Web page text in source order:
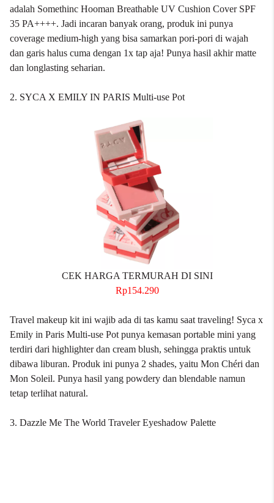
adalah Somethinc Hooman Breathable UV Cushion Cover SPF
35 PA++++. Jadi incaran banyak orang, produk ini punya
coverage medium-high yang bisa samarkan pori-pori di wajah
dan garis halus cuma dengan 1x tap aja! Punya hasil akhir matte
dan longlasting seharian.
2. SYCA X EMILY IN PARIS Multi-use Pot
CEK HARGA TERMURAH DI SINI
Rp154.290
Travel makeup kit ini wajib ada di tas kamu saat traveling! Syca x
Emily in Paris Multi-use Pot punya kemasan portable mini yang
terdiri dari highlighter dan cream blush, sehingga praktis untuk
dibawa liburan. Produk ini punya 2 shades, yaitu Mon Chéri dan
Mon Soleil. Punya hasil yang powdery dan blendable namun
tetap terlihat natural.
3. Dazzle Me The World Traveler Eyeshadow Palette